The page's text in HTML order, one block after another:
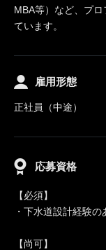
MBA等）など、プ
ています。
雇用形態
正社員（中途）
応募資格
【必須】
・下水道設計経験の
【尚可】